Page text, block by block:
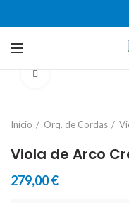
Início Orq. de Cordas
Viola de Arco
279,00€